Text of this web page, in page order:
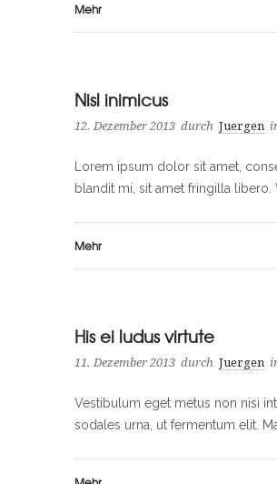
Mehr
Nisl inimicus
12. Dezember 2013 durch Juergen
Lorem ipsum dolor sit amet,
blandit mi, sit amet fringilla libero.
Mehr
His ei ludus virtute
11. Dezember 2013 durch Juergen
Vestibulum eget metus non nisi
sodales urna, ut fermentum elit.